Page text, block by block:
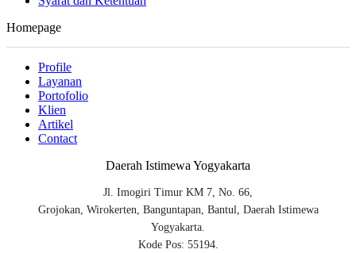
Homepage
Profile
Layanan
Portofolio
Klien
Artikel
Contact
Daerah Istimewa Yogyakarta
Jl. Imogiri Timur KM 7, No. 66,
Grojokan, Wirokerten, Banguntapan, Bantul, Daerah Istimewa
Yogyakarta.
Kode Pos: 55194.